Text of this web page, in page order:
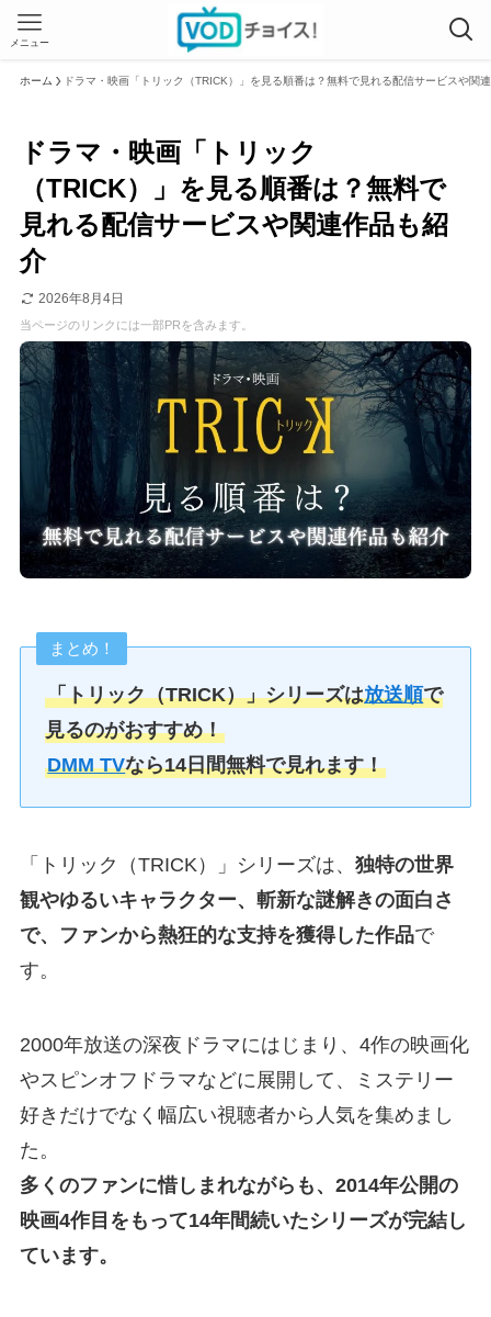
メニュー
ホーム ドラマ・映画「トリック（TRICK）」を見る順番は？無料で見れる配信サービスや関
ドラマ・映画「トリック
（TRICK）」を見る順番は？無料で
見れる配信サービスや関連作品も紹
介
2026年8月4日
当ページのリンクには一部PRを含みます。
まとめ！
「トリック（TRICK）」シリーズは放送順で
見るのがおすすめ！
DMM TVなら14日間無料で見れます！
「トリック（TRICK）」シリーズは、 独特の世界
観やゆるいキャラクター、斬新な謎解きの面白さ
で、ファンから熱狂的な支持を獲得した作品で
す。
2000年放送の深夜ドラマにはじまり、4作の映画化
やスピンオフドラマなどに展開して、ミステリー
好きだけでなく幅広い視聴者から人気を集めまし
た。
多くのファンに惜しまれながらも、2014年公開の
映画4作目をもって14年間続いたシリーズが完結し
ています。